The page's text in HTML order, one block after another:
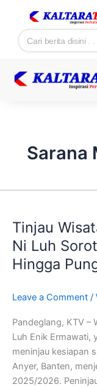
contentSearch
Sarana
Tinjau
Ni Luh
Hingga
Leave a Comment /
Pandeglang, KTV –
Luh Enik Ermawati,
meninjau kesiapan
Anyer, Banten,
2025/2026.
Di
Banten,
Wamenpar
Ni
Soroti
Mitigasi
Hingga
Pungutan
Liar